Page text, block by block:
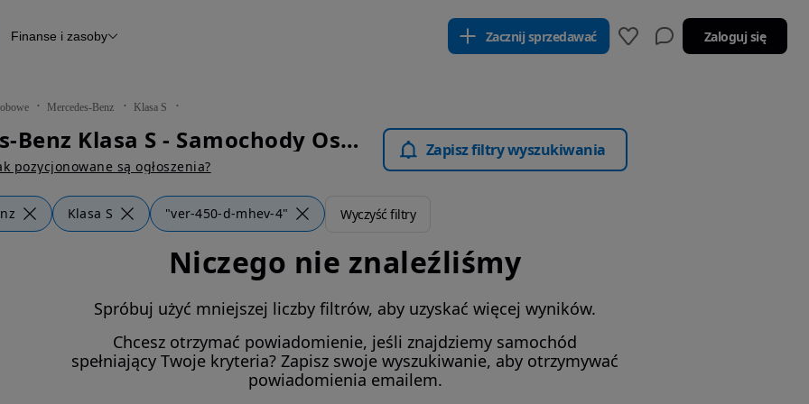
Raport z inspekcji
Otomoto News
Finanse i zasoby Zacznij sprzedawać Zaloguj się
Mercedes-Benz Klasa S
Mercedes-Benz Klasa S - Samochody Osobowe
pozycjonowane są ogłoszenia?
Zapisz filtry wyszukiwania
Klasa S "ver-450-d-mhev-4" Wyczyść filtry
Niczego nie znaleźliśmy
Spróbuj użyć mniejszej liczby filtrów, aby uzyskać więcej wyników.
Chcesz otrzymać powiadomienie, jeśli znajdziemy samochód
spełniający Twoje kryteria? Zapisz swoje wyszukiwanie, aby otrzymywać
powiadomienia emailem.